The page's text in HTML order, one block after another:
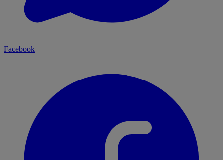
Facebook